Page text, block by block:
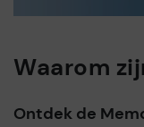
Waarom
Ontdek de